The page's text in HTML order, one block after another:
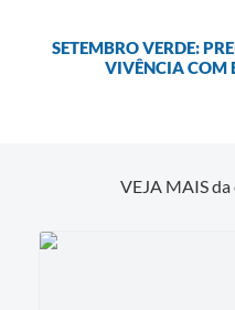
SETEMBRO VERDE:
VIVÊNCIA COM
VEJA MAIS